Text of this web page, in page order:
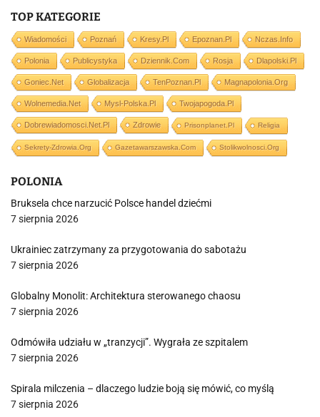
TOP KATEGORIE
Wiadomości Poznań Kresy.pl Epoznan.pl Nczas.info
Polonia Publicystyka Dziennik.com Rosja Dlapolski.pl
Goniec.net Globalizacja TenPoznan.pl Magnapolonia.org
Wolnemedia.net Mysl-Polska.pl Twojapogoda.pl
Dobrewiadomosci.net.pl Zdrowie Prisonplanet.pl Religia
Sekrety-Zdrowia.org Gazetawarszawska.com Stolikwolnosci.org
POLONIA
Bruksela chce narzucić Polsce handel dziećmi
7 sierpnia 2026
Ukrainiec zatrzymany za przygotowania do sabotażu
7 sierpnia 2026
Globalny Monolit: Architektura sterowanego chaosu
7 sierpnia 2026
Odmówiła udziału w „tranzycji”. Wygrała ze szpitalem
7 sierpnia 2026
Spirala milczenia – dlaczego ludzie boją się mówić, co myślą
7 sierpnia 2026